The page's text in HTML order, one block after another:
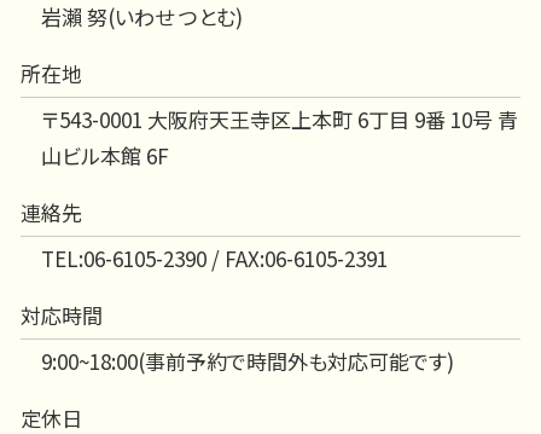
岩瀨 努(いわせ つとむ)
所在地
〒543-0001 大阪府天王寺区上本町 6丁目 9番 10号 青
山ビル本館 6F
連絡先
TEL:06-6105-2390 / FAX:06-6105-2391
対応時間
9:00~18:00(事前予約で時間外も対応可能です)
定休日